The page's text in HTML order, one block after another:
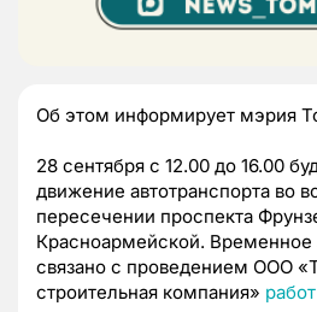
Об этом информирует мэрия
28 сентября с 12.00 до 16.00
движение автотранспорта во
пересечении проспекта
Красноармейской. Временное
связано с проведением ООО
строительная компания»